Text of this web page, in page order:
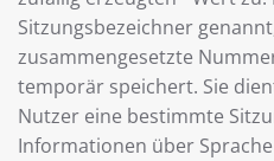
Sitzungsbezeichner
zusammengesetzte
temporär speichert. Sie
Nutzer eine bestimmte
Informationen über